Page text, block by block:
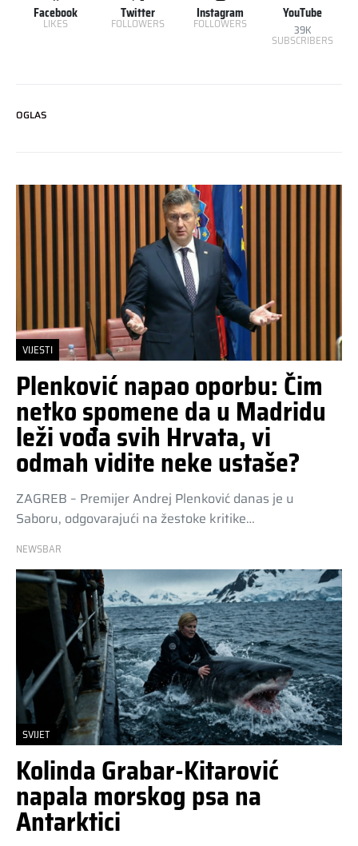
Facebook
LIKES
Twitter
FOLLOWERS
Instagram
FOLLOWERS
YouTube
39K
SUBSCRIBERS
OGLAS
VIJESTI
Plenković napao oporbu: Čim
netko spomene da u Madridu
leži vođa svih Hrvata, vi
odmah vidite neke ustaše?
ZAGREB – Premijer Andrej Plenković danas je u
Saboru, odgovarajući na žestoke kritike…
NEWSBAR
SVIJET
Kolinda Grabar-Kitarović
napala morskog psa na
Antarktici